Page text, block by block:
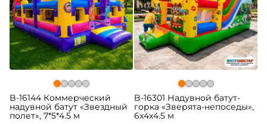
B-16144 Коммерческий
надувной батут «Звездный
полет», 7*5*4.5 м
B-16301 Надувной батут-
горка «Зверята-непоседы»,
6x4x4.5 м